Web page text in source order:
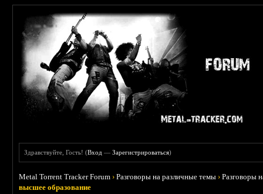
Здравствуйте, Гость! (Вход —Зарегистрироваться)
Metal Torrent Tracker Forum ›Разговоры на различные темы ›Разговоры
высшее образование